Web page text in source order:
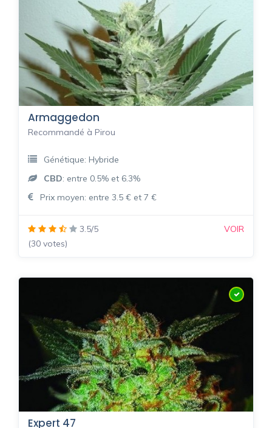
Armaggedon
Recommandé à Pirou
Génétique: Hybride
CBD: entre 0.5% et 6.3%
Prix moyen: entre 3.5 € et 7 €
3.5/5
(30 votes)
VOIR
Expert 47